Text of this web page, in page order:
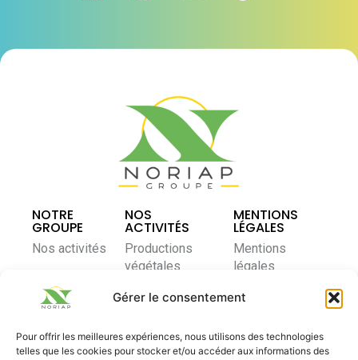
Gérer le consentement
Pour offrir les meilleures expériences, nous utilisons des technologies
telles que les cookies pour stocker et/ou accéder aux informations des
NOTRE
GROUPE
Nos activités
coopératif
Nous rejoindre
NOS
ACTIVITÉS
Productions
végétales
Élevage et
animale
MENTIONS
LÉGALES
Mentions
légales
Politique de
Contactez-